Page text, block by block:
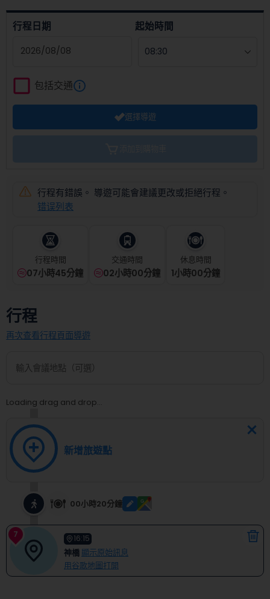
行程日期 起始時間
forward
to
interact
the
date.
get
shortcuts
for
changing
包括交通
選擇導遊
行程有錯誤。 導遊可能會建議更改或拒絕行程。
错误列表
行程時間
07小時45分鐘
交通時間
02小時00分鐘
休息時間
1小時00分鐘
行程
再次查看行程頁面導遊
Loading drag and drop...
新增旅遊點
00小時20分鐘
7 16:15
神橋 顯示原始訊息
用谷歌地圖打開